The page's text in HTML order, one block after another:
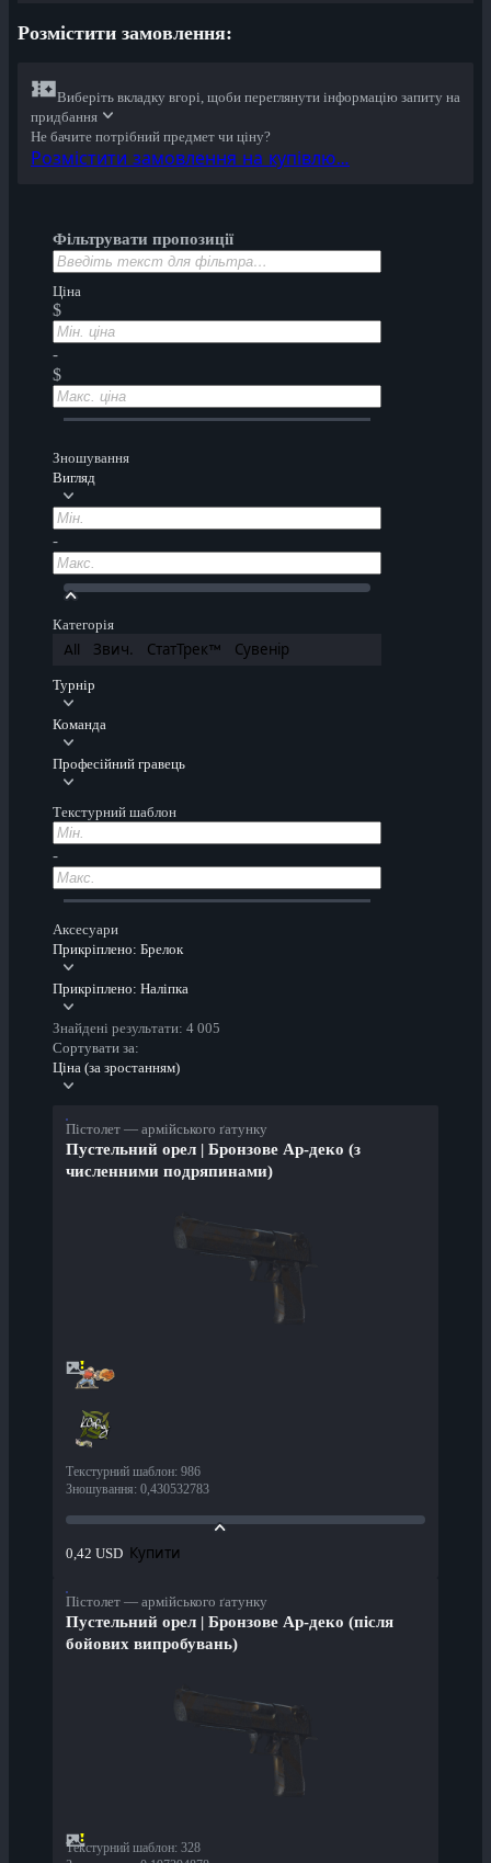
Розмістити замовлення:
Виберіть вкладку вгорі, щоби переглянути інформацію запиту на
придбання
Не бачите потрібний предмет чи ціну?
Розмістити замовлення на купівлю…
Фільтрувати пропозиції
Ціна
$
-
$
Зношування
Вигляд
-
Категорія
All Звич. СтатТрек™ Сувенір
Турнір
Команда
Професійний гравець
Текстурний шаблон
-
Аксесуари
Прикріплено: Брелок
Прикріплено: Наліпка
Знайдені результати: 4 005
Сортувати за:
Ціна (за зростанням)
Пістолет — армійського ґатунку
Пустельний орел | Бронзове Ар-деко (з
численними подряпинами)
Текстурний шаблон: 986
Зношування: 0,430532783
0,42 USD Купити
Пістолет — армійського ґатунку
Пустельний орел | Бронзове Ар-деко (після
бойових випробувань)
Текстурний шаблон: 328